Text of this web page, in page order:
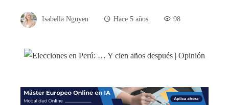
Isabella Nguyen Hace 5 años 98